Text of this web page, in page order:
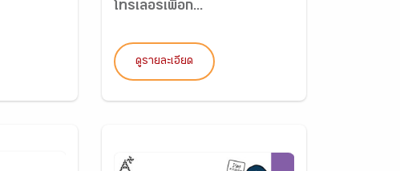
โทรเลอร์เพื่อก...
ดูรายละเอียด